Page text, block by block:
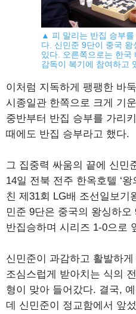
▲ 피 말리는 반집 승부
다. 신민준 9단이 중국
있다. 오른쪽으로는 한국
감독이 복기에 참여하고
이처럼 지독하게 팽팽한 바
시종일관 한쪽으로 크게 기
중반부터 반집 승부를 가리
때에도 반집 승부라고 했다.
그 집중력 싸움의 끝에 신민
14일 전북 전주 한옥호텔 ‘
친 제31회 LG배 조선일보기
민준 9단은 중국의 왕싱하
반집승하며 시리즈 1-0으로
신민준이 과감하고 활발하
조심스럽게 받아치는 식의
형이 맞아 들어갔다. 결국,
데 신민준이 정교함에서 앞